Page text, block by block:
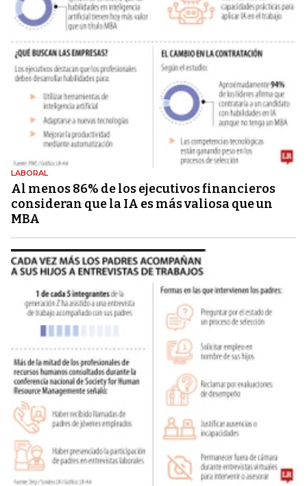
LABORAL
Al menos 86% de los ejecutivos financieros
consideran que la IA es más valiosa que un
MBA